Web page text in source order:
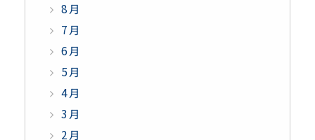
8月
7月
6月
5月
4月
3月
2月